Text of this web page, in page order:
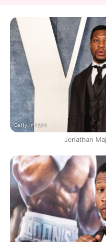
Getty Images
Jonathan